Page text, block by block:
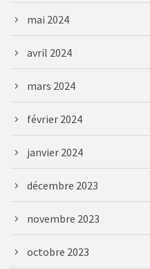
mai 2024
avril 2024
mars 2024
février 2024
janvier 2024
décembre 2023
novembre 2023
octobre 2023